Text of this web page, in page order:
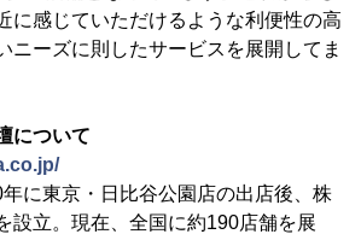
に感じていただけるような利便性の高
ニーズに則したサービスを展開してま
について
に東京・日比谷公園店の出店後、株
設立。現在、全国に約190店舗を展